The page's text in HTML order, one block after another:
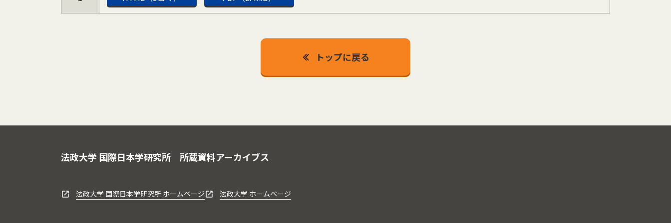
トップに戻る
法政大学 国際日本学研究所 所蔵資料アーカイブス
法政大学 国際日本学研究所 ホームページ 法政大学 ホームページ